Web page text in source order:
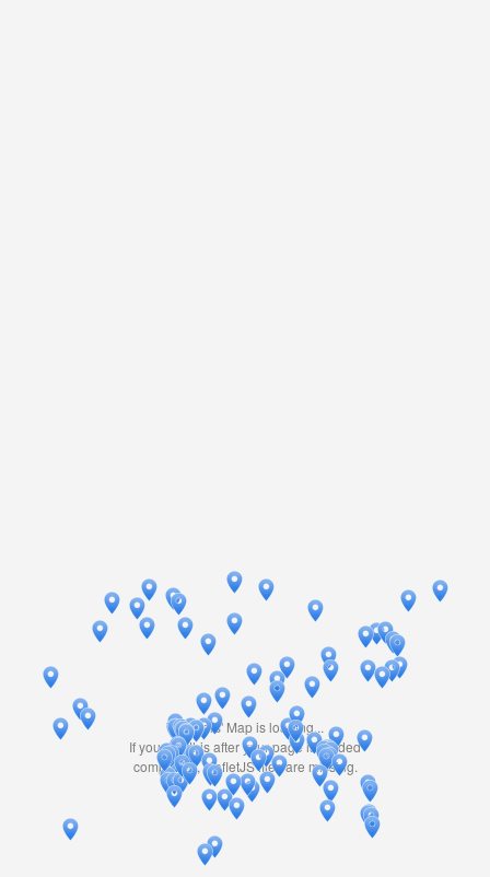
Travelers' Map is loading...
If you see this after your page is loaded
completely, leafletJS files are missing.